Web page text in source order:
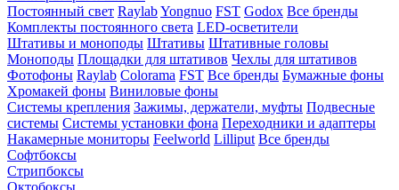
Постоянный свет RaylabYongnuo FST Godox Все бренды
Комплекты постоянного света LED-осветители
Штативы и моноподы Штативы Штативные головы
Моноподы Площадки для штативов Чехлы для штативов
Фотофоны Raylab Colorama FST Все бренды Бумажные фоны
Хромакей фоны Виниловые фоны
Системы крепления Зажимы, держатели, муфты Подвесные
системы Системы установки фона Переходники и адаптеры
Накамерные мониторы Feelworld Lilliput Все бренды
Софтбоксы
Стрипбоксы
Октобоксы